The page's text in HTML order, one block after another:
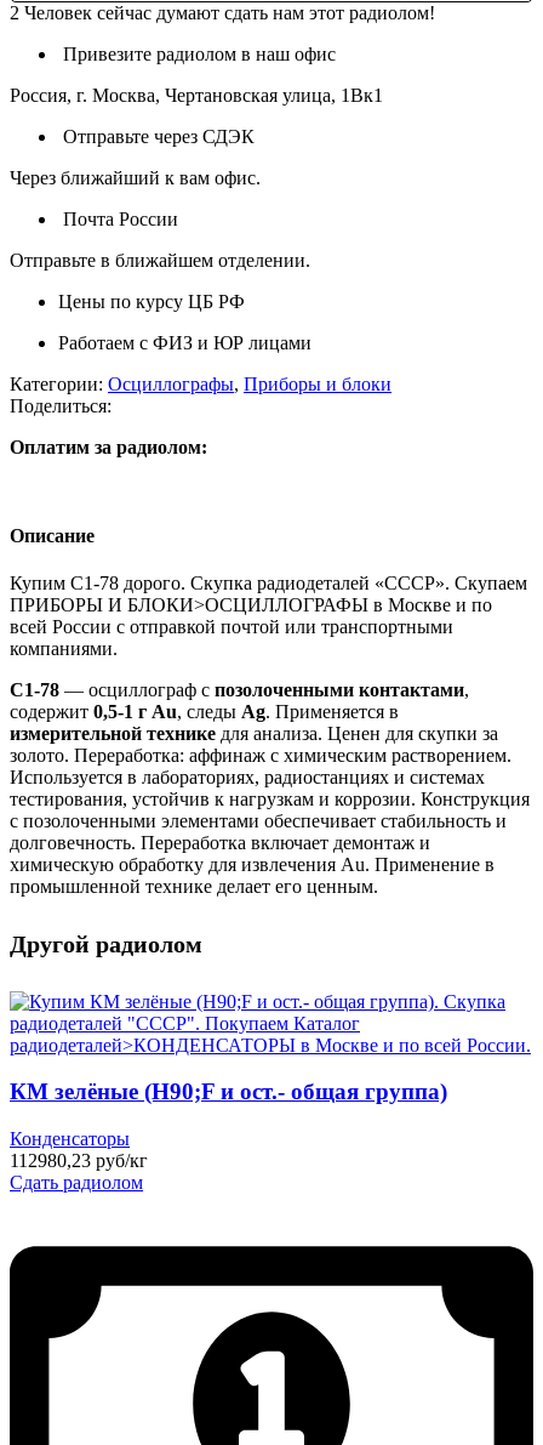
2 Человек сейчас думают сдать нам этот радиолом!
Привезите радиолом в наш офис
Россия, г. Москва, Чертановская улица, 1Вк1
Отправьте через СДЭК
Через ближайший к вам офис.
Почта России
Отправьте в ближайшем отделении.
Цены по курсу ЦБ РФ
Работаем с ФИЗ и ЮР лицами
Категории: Осциллографы, Приборы и блоки
Поделиться:
Оплатим за радиолом:
Описание
Купим С1-78 дорого. Скупка радиодеталей «СССР». Скупаем
ПРИБОРЫ И БЛОКИ>ОСЦИЛЛОГРАФЫ в Москве и по
всей России с отправкой почтой или транспортными
компаниями.
С1-78 — осциллограф с позолоченными контактами,
содержит 0,5-1 г Au, следы Ag. Применяется в
измерительной технике для анализа. Ценен для скупки за
золото. Переработка: аффинаж с химическим растворением.
Используется в лабораториях, радиостанциях и системах
тестирования, устойчив к нагрузкам и коррозии. Конструкция
с позолоченными элементами обеспечивает стабильность и
долговечность. Переработка включает демонтаж и
химическую обработку для извлечения Au. Применение в
промышленной технике делает его ценным.
Другой радиолом
КМ зелёные (H90;F и ост.- общая группа)
Конденсаторы
112980,23 руб/кг
Сдать радиолом